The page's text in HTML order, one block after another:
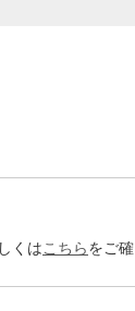
くはこちら をご確